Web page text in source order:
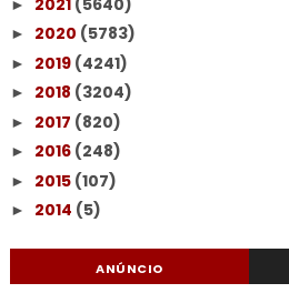
►
► 2020 (5783)
► 2019 (4241)
► 2018 (3204)
► 2017 (820)
► 2016 (248)
► 2015 (107)
► 2014 (5)
ANÚNCIO